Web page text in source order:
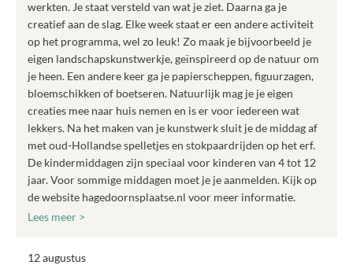
werkten. Je staat versteld van wat je ziet. Daarna ga je
creatief aan de slag. Elke week staat er een andere activiteit
op het programma, wel zo leuk! Zo maak je bijvoorbeeld je
eigen landschapskunstwerkje, geïnspireerd op de natuur om
je heen. Een andere keer ga je papierscheppen, figuurzagen,
bloemschikken of boetseren. Natuurlijk mag je je eigen
creaties mee naar huis nemen en is er voor iedereen wat
lekkers. Na het maken van je kunstwerk sluit je de middag af
met oud-Hollandse spelletjes en stokpaardrijden op het erf.
De kindermiddagen zijn speciaal voor kinderen van 4 tot 12
jaar. Voor sommige middagen moet je je aanmelden. Kijk op
de website hagedoornsplaatse.nl voor meer informatie.
Lees meer >
12 augustus